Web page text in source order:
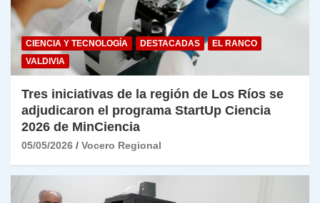
CIENCIA Y TECNOLOGÍA DESTACADAS
EL RANCO
VALDIVIA
Tres iniciativas de la región de Los Ríos se
adjudicaron el programa StartUp Ciencia
2026 de MinCiencia
05/05/2026 Vocero Regional